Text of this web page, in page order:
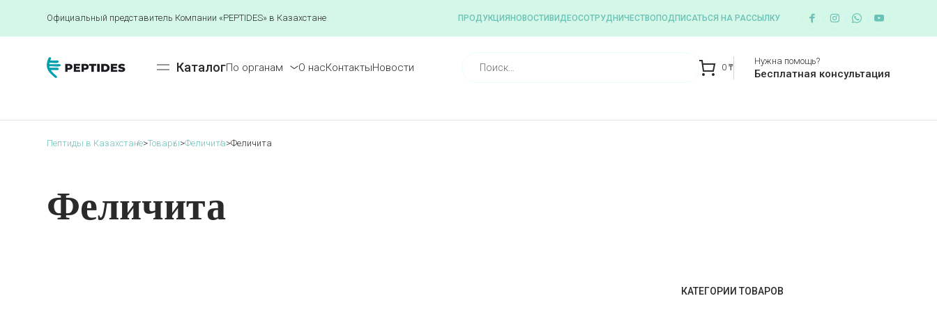
Официальный представитель Компании «PEPTIDES» в Казахстане ПРОДУКЦИЯ НОВОСТИ ВИДЕОСОТРУДНИЧЕСТВО ПОДПИСАТЬСЯ НА РАССЫЛКУ
КаталогПо органам О насКонтактыНовости 0 ₸
Нужна помощь?
Бесплатная консультация
Пептиды в Казахстане>Товары>Феличита>Феличита
Феличита
КАТЕГОРИИ ТОВАРОВ